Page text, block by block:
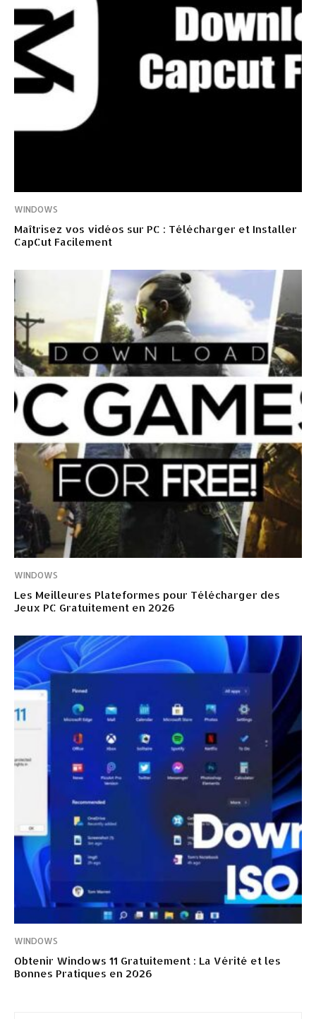
WINDOWS
Maîtrisez vos vidéos sur PC : Télécharger et Installer
CapCut Facilement
WINDOWS
Les Meilleures Plateformes pour Télécharger des
Jeux PC Gratuitement en 2026
WINDOWS
Obtenir Windows 11 Gratuitement : La Vérité et les
Bonnes Pratiques en 2026